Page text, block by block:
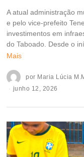
A atual administração
e pelo vice-prefeito
investimentos em
do Taboado. Desde o
Mais
por Maria Lúcia
junho 12, 2026